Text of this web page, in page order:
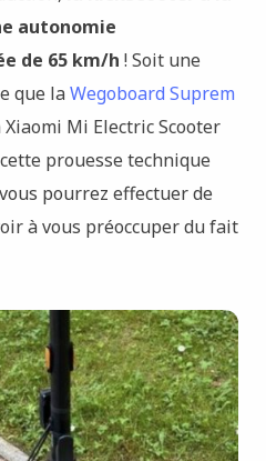
autonomie
de 65 km/h ! Soit une
que laWegoboard Suprem
Mi Electric Scooter
prouesse technique
pourrez effectuer de
à vous préoccuper du fait